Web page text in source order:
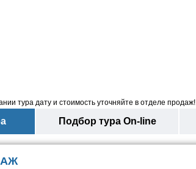
тура дату и стоимость уточняйте в отделе продаж!
Подбор тура On-line